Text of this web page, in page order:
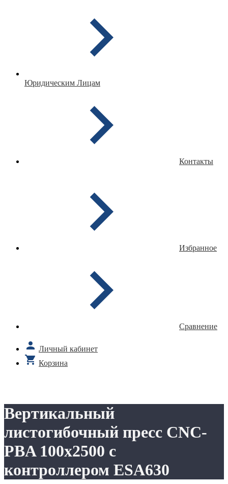
Юридическим Лицам
Контакты
Избранное
Сравнение
Личный кабинет
Корзина
Вертикальный
листогибочный пресс CNC-
PBA 100х2500 с
контроллером ESA630